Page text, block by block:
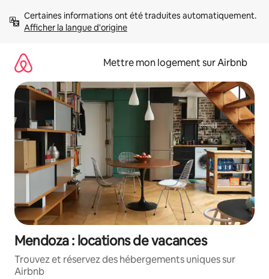
directement
Afficher la langue d'origine
Mettre mon logement sur Airbnb
Mendoza : locations de vacances
Trouvez et réservez des hébergements uniques sur
Airbnb